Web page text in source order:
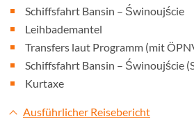
Schiffsfahrt Bansin – Świnoujście
Leihbademantel
Transfers laut Programm (mit
Schiffsfahrt Bansin – Świnoujście
Kurtaxe
Ausführlicher Reisebericht